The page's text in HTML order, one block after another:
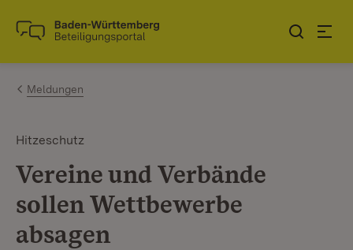
Zum Inhalt springen
Link zur Startseite
Meldungen
Hitzeschutz
Vereine und Verbände
sollen Wettbewerbe
absagen